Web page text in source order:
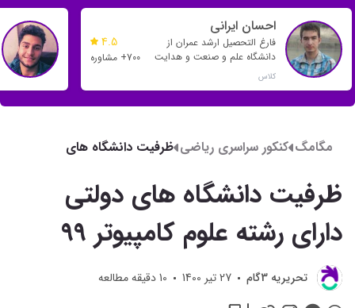
احسان ایرانی
فارغ التحصیل ارشد عمران از
دانشگاه علم و صنعت و هدایت
بسیاری از رتبه های تک رقمی و
دو رقمی
کلاس
4.5
700+ مشاوره
مگامگ کنکور سراسری ریاضی ظرفیت دانشگاه های
کامپیوتر 99
ظرفیت دانشگاه های دولتی
دارای رشته علوم کامپیوتر 99
تحريريه 3گام 27 تیر 1400 10دقیقه مطالعه